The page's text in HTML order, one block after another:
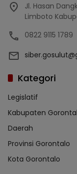
Jl. Hasan
Limboto
0822 9115 1789
Kategori
Legislatif
Kabupaten
Daerah
Provinsi Gorontalo
Kota Gorontalo